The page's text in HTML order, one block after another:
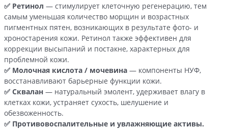
✅ Ретинол — стимулирует клеточную регенерацию, тем
самым уменьшая количество морщин и возрастных
пигментных пятен, возникающих в результате фото- и
хроностарения кожи. Ретинол также эффективен для
коррекции высыпаний и постакне, характерных для
проблемной кожи.
✅ Молочная кислота / мочевина — компоненты НУФ,
восстанавливают барьерные функции кожи.
✅ Сквалан — натуральный эмолент, удерживает влагу в
клетках кожи, устраняет сухость, шелушение и
обезвоженность.
✅ Противовоспалительные и увлажняющие активы.